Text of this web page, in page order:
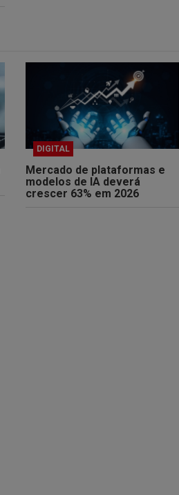
DIGITAL
Mercado de plataformas e
modelos de IA deverá
crescer 63% em 2026